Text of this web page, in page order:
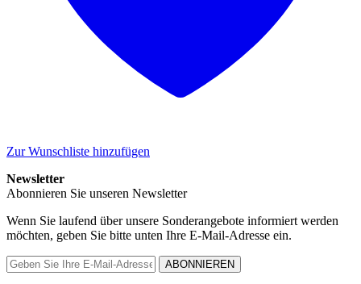
Zur Wunschliste hinzufügen
Newsletter
Abonnieren Sie unseren Newsletter
Wenn Sie laufend über unsere Sonderangebote informiert werden
möchten, geben Sie bitte unten Ihre E-Mail-Adresse ein.